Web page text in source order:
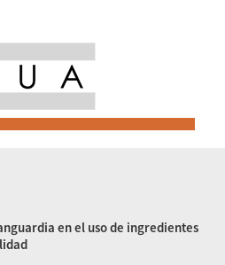
en el uso de ingredientes